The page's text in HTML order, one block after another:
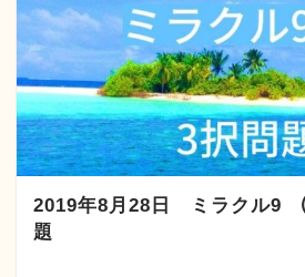
2019年8月28日 ミラクル
題